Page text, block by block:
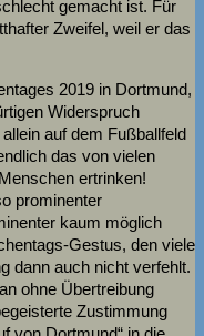
gemacht ist. Für
Zweifel, weil er das
2019 in Dortmund,
Widerspruch
auf dem Fußballfeld
das von vielen
ertrinken!
prominenter
kaum möglich
Gestus, den viele
dann auch nicht verfehlt.
ohne Übertreibung
Zustimmung